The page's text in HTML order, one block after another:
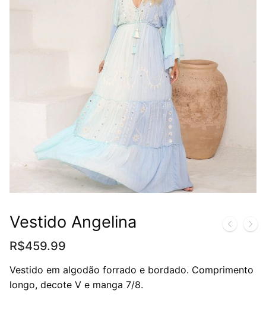
Vestido Angelina
R$459.99
Vestido em algodão forrado e bordado. Comprimento
longo, decote V e manga 7/8.